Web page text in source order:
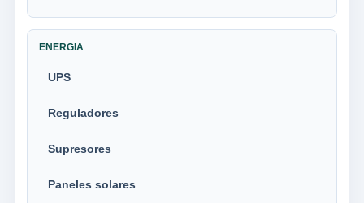
ENERGIA
UPS
Reguladores
Supresores
Paneles solares